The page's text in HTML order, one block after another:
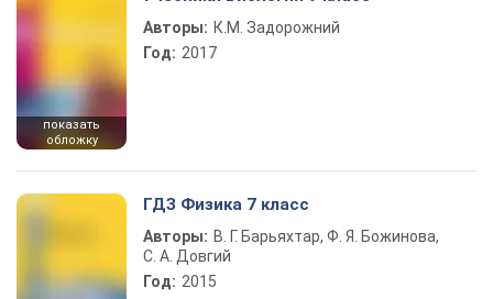
показать
обложку
Авторы: К.М. Задорожний
Год: 2017
ГДЗ Физика 7 класс
Авторы: В. Г. Барьяхтар, Ф. Я. Божинова,
С. А. Довгий
Год: 2015